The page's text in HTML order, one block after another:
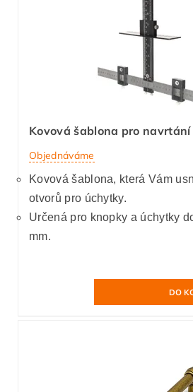
Kovová šablona pro
Objednáváme
Kovová šablona, která Vám
otvorů pro úchytky.
Určená pro knopky a úchytky
mm.